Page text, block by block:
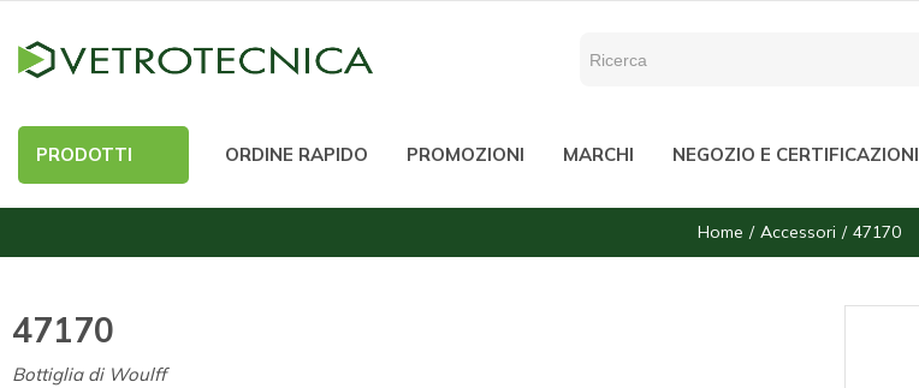
PRODOTTI ORDINE RAPIDO PROMOZIONI MARCHI NEGOZIO E CERTIFICAZIONI
Home Accessori 47170
47170
Bottiglia di Woulff